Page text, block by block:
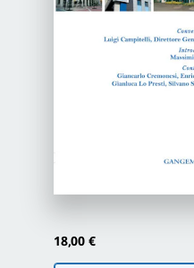
Proposte di
18,00 €